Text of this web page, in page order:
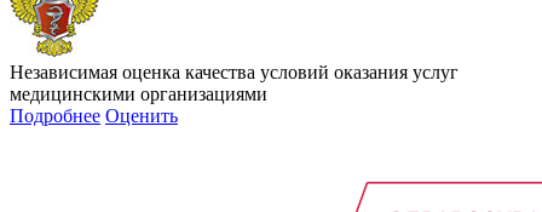
Независимая оценка качества условий оказания услуг
медицинскими организациями
Подробнее Оценить